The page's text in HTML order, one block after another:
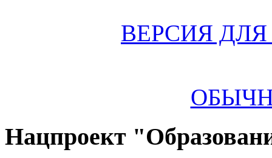
ВЕРСИЯ
Нацпроект